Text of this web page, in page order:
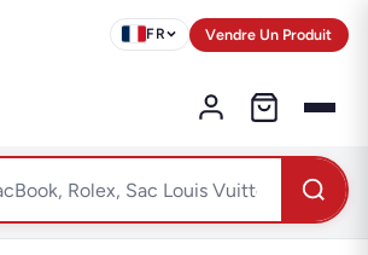
FR Vendre Un Produit